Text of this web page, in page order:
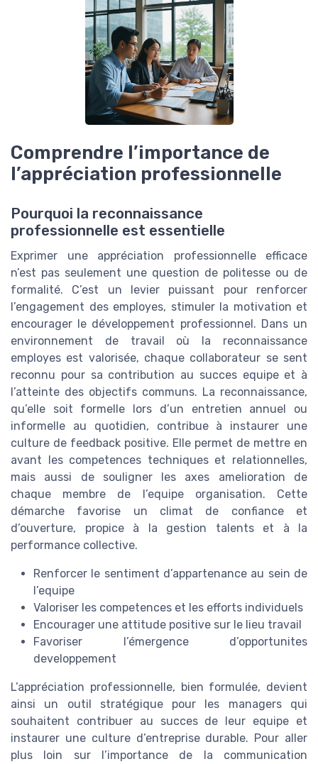
Comprendre l’importance de
l’appréciation professionnelle
Pourquoi la reconnaissance
professionnelle est essentielle
Exprimer une appréciation professionnelle efficace
n’est pas seulement une question de politesse ou de
formalité. C’est un levier puissant pour renforcer
l’engagement des employes, stimuler la motivation et
encourager le développement professionnel. Dans un
environnement de travail où la reconnaissance
employes est valorisée, chaque collaborateur se sent
reconnu pour sa contribution au succes equipe et à
l’atteinte des objectifs communs. La reconnaissance,
qu’elle soit formelle lors d’un entretien annuel ou
informelle au quotidien, contribue à instaurer une
culture de feedback positive. Elle permet de mettre en
avant les competences techniques et relationnelles,
mais aussi de souligner les axes amelioration de
chaque membre de l’equipe organisation. Cette
démarche favorise un climat de confiance et
d’ouverture, propice à la gestion talents et à la
performance collective.
Renforcer le sentiment d’appartenance au sein de
l’equipe
Valoriser les competences et les efforts individuels
Encourager une attitude positive sur le lieu travail
Favoriser l’émergence d’opportunites
developpement
L’appréciation professionnelle, bien formulée, devient
ainsi un outil stratégique pour les managers qui
souhaitent contribuer au succes de leur equipe et
instaurer une culture d’entreprise durable. Pour aller
plus loin sur l’importance de la communication